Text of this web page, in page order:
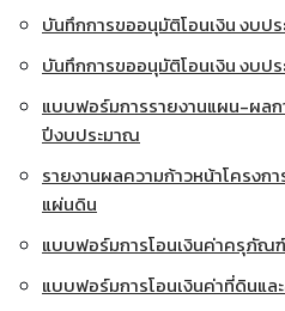
บันทึกการขออนุมัติโอนเงิน งบป
บันทึกการขออนุมัติโอนเงิน งบป
แบบฟอร์มการรายงานแผน-ผลก
ปีงบประมาณ
รายงานผลความก้าวหน้าโครงก
แผ่นดิน
แบบฟอร์มการโอนเงินค่าครุภัณฑ์
แบบฟอร์มการโอนเงินค่าที่ดินแล